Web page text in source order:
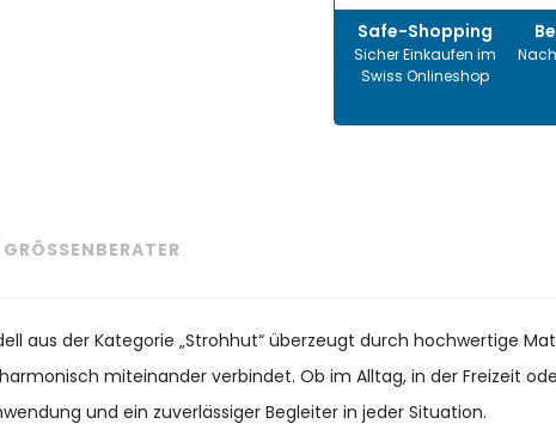
Safe-Shopping
Sicher Einkaufen im
Swiss Onlineshop
GRÖSSENBERATER
aus der Kategorie „Strohhut“ überzeugt durch hochwertige
miteinander verbindet. Ob im Alltag, in der Freizeit
und ein zuverlässiger Begleiter in jeder Situation.